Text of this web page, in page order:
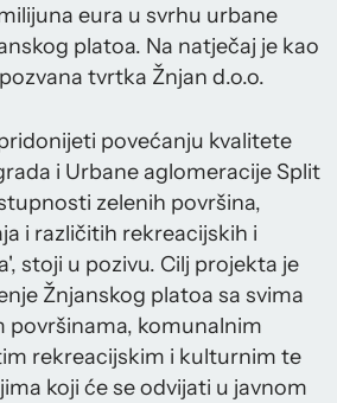
eura u svrhu urbane
platoa. Na natječaj je kao
tvrtka Žnjan d.o.o.
povećanju kvalitete
i Urbane aglomeracije Split
zelenih površina,
i različitih rekreacijskih i
stoji u pozivu. Cilj projekta je
Žnjanskog platoa sa svima
površinama, komunalnim
rekreacijskim i kulturnim te
koji će se odvijati u javnom